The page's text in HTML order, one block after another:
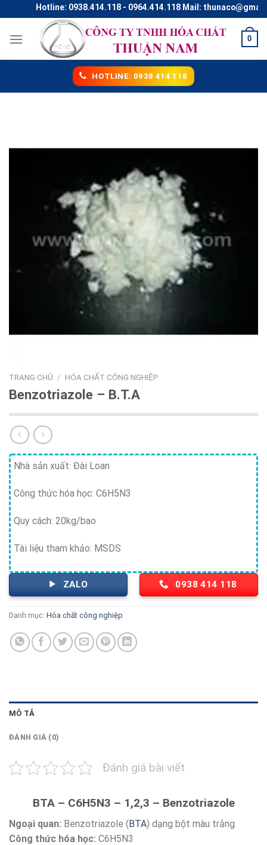
to
content
Hotline: 0938.414.118 - 0964.414.118 Mail:
0
HOTLINE: 0938 414 118
TRANG CHỦ / HÓA CHẤT CÔNG NGHIỆP
Benzotriazole – B.T.A
Nhà sản xuất: Đài Loan
Công thức hóa học: C6H5N3
Quy cách: 20kg/bao
Tài liệu tham khảo: MSDS
ZALO 0938 414 118
Danh mục: Hóa chất công nghiệp
MÔ TẢ
ĐÁNH GIÁ (0)
Đánh giá bài viết
BTA – C6H5N3 – 1,2,3 – Benzotriazole
Ngoại quan: Benzotriazole (BTA) dạng bột màu trắng.
Công thức hóa học: C6H5N3